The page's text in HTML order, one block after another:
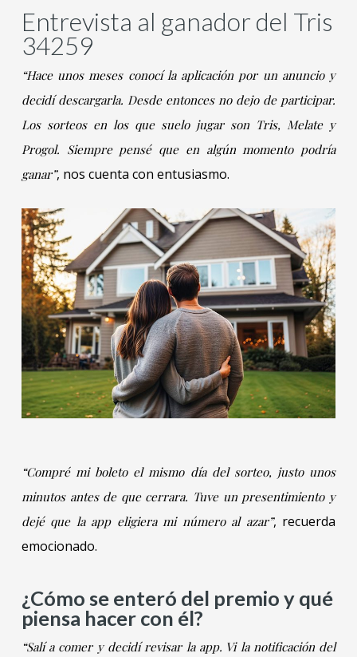
Entrevista al ganador del Tris
34259
“Hace unos meses conocí la aplicación por un anuncio y
decidí descargarla. Desde entonces no dejo de participar.
Los sorteos en los que suelo jugar son Tris, Melate y
Progol. Siempre pensé que en algún momento podría
ganar”, nos cuenta con entusiasmo.
“Compré mi boleto el mismo día del sorteo, justo unos
minutos antes de que cerrara. Tuve un presentimiento y
dejé que la app eligiera mi número al azar”, recuerda
emocionado.
¿Cómo se enteró del premio y qué
piensa hacer con él?
“Salí a comer y decidí revisar la app. Vi la notificación del